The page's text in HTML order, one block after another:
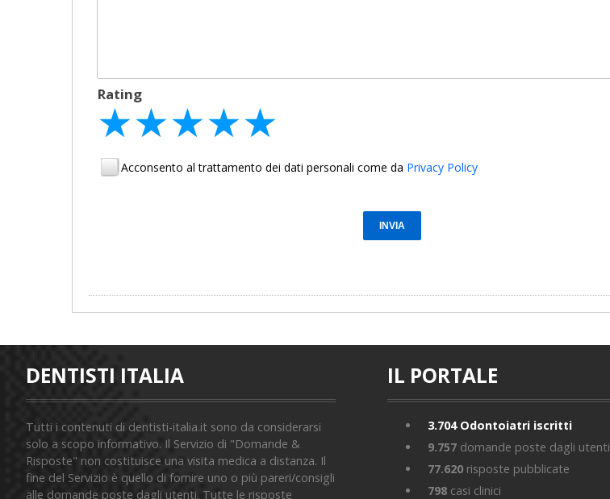
Rating
★
★★
★★★
★★★★
★★★★★
Acconsento al trattamento dei dati personali come da Privacy Policy
DENTISTI ITALIA
Tutti i contenuti di dentisti-italia.it sono da considerarsi
solo a scopo informativo. Il Servizio di "Domande &
Risposte" non costituisce una visita medica a distanza. Il
fine del Servizio è quello di fornire uno o più pareri/consigli
alle domande poste dagli utenti. Tutte le risposte
IL PORTALE
3.704Odontoiatri iscritti
9.757 domande poste dagli utenti
77.620 risposte pubblicate
798 casi clinici